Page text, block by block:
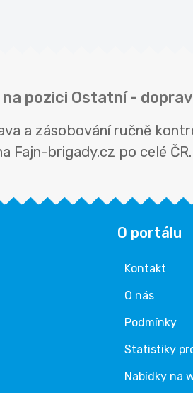
pozici Ostatní -
a zásobování ručně
Fajn-brigady.cz po celé
O portálu
Kontakt
O nás
Podmínky
Statistiky
Nabídky na